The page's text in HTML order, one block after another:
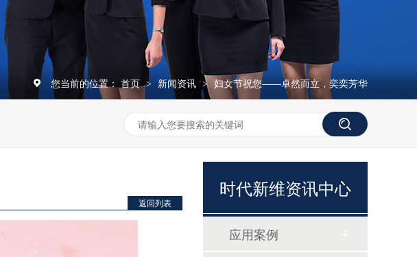
您当前的位置： 首页 > 新闻资讯 > 妇女节祝您——卓然而立，奕奕芳华
返回列表
时代新维资讯中心
应用案例
磷酸根分析仪TP307